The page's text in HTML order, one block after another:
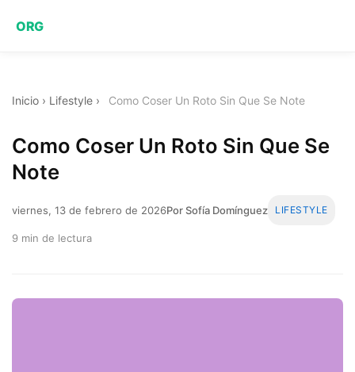
ORG
Inicio › Lifestyle › Como Coser Un Roto Sin Que Se Note
Como Coser Un Roto Sin Que Se
Note
viernes, 13 de febrero de 2026Por Sofía Domínguez LIFESTYLE
9 min de lectura